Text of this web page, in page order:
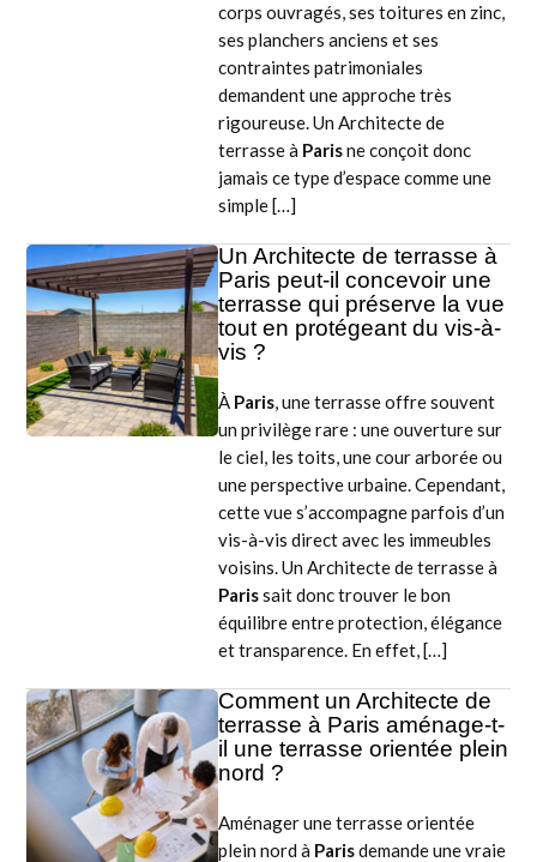
corps ouvragés, ses toitures en zinc,
ses planchers anciens et ses
contraintes patrimoniales
demandent une approche très
rigoureuse. Un Architecte de
terrasse à Parisne conçoit donc
jamais ce type d’espace comme une
simple […]
Un Architecte de terrasse à
Paris peut-il concevoir une
terrasse qui préserve la vue
tout en protégeant du vis-à-
vis ?
À Paris, une terrasse offre souvent
un privilège rare : une ouverture sur
le ciel, les toits, une cour arborée ou
une perspective urbaine. Cependant,
cette vue s’accompagne parfois d’un
vis-à-vis direct avec les immeubles
voisins. Un Architecte de terrasse à
Parissait donc trouver le bon
équilibre entre protection, élégance
et transparence. En effet, […]
Comment un Architecte de
terrasse à Paris aménage-t-
il une terrasse orientée plein
nord ?
Aménager une terrasse orientée
plein nord à Parisdemande une vraie